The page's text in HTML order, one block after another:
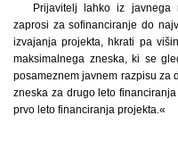
Prijavitelj lahko iz
zaprosi za sofinanciranje do
izvajanja projekta, hkrati pa
maksimalnega zneska, ki se
posameznem javnem razpisu za
zneska za drugo leto
prvo leto financiranja projekta.«